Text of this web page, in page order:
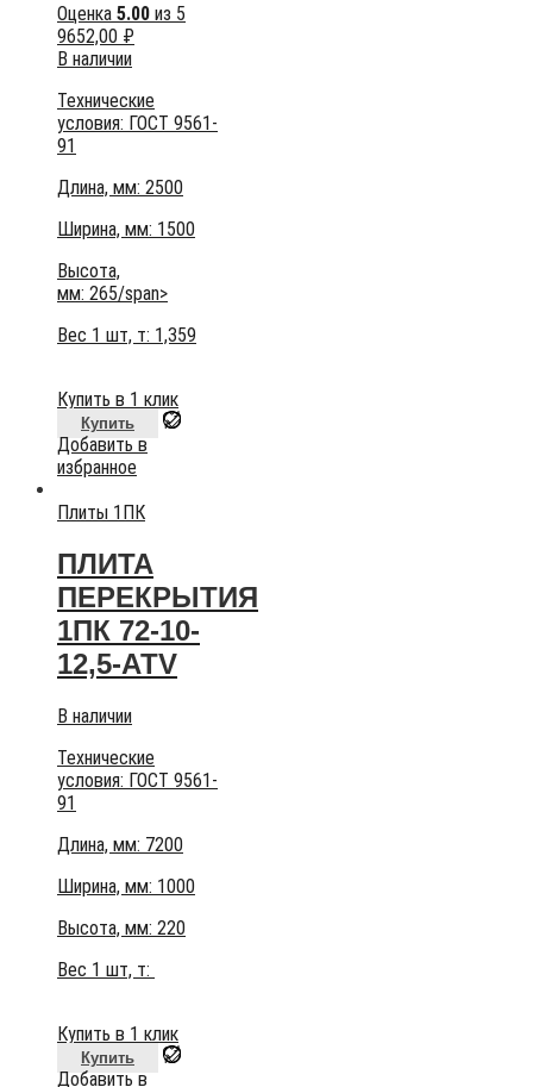
Оценка 5.00 из 5
9652,00 ₽
В наличии
Технические
условия: ГОСТ 9561-
91
Длина, мм: 2500
Ширина, мм: 1500
Высота,
мм: 265/span>
Вес 1 шт, т: 1,359
Купить в 1 клик
Купить
Добавить в
избранное
Плиты 1ПК
ПЛИТА
ПЕРЕКРЫТИЯ
1ПК 72-10-
12,5-АТV
В наличии
Технические
условия: ГОСТ 9561-
91
Длина, мм: 7200
Ширина, мм: 1000
Высота, мм: 220
Вес 1 шт, т:
Купить в 1 клик
Купить
Добавить в